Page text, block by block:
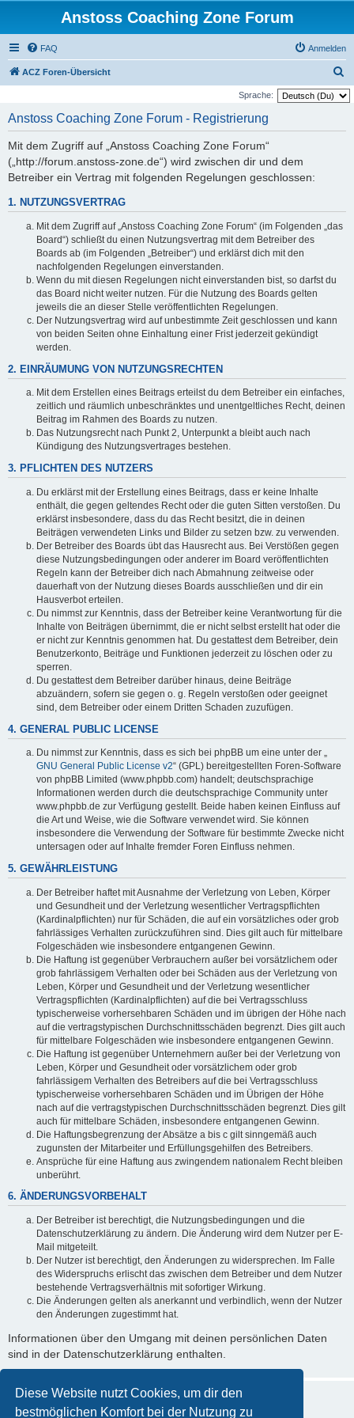
Diese Website nutzt Cookies, um dir den
bestmöglichen Komfort bei der Nutzung zu
Anstoss Coaching Zone Forum
FAQ Anmelden
ACZ Foren-Übersicht
u
Sprache:
Anstoss Coaching Zone Forum - Registrierung
Mit dem Zugriff auf „Anstoss Coaching Zone Forum“
(„http://forum.anstoss-zone.de“) wird zwischen dir und dem
Betreiber ein Vertrag mit folgenden Regelungen geschlossen:
1. NUTZUNGSVERTRAG
Mit dem Zugriff auf „Anstoss Coaching Zone Forum“ (im Folgenden „das
Board“) schließt du einen Nutzungsvertrag mit dem Betreiber des
Boards ab (im Folgenden „Betreiber“) und erklärst dich mit den
nachfolgenden Regelungen einverstanden.
Wenn du mit diesen Regelungen nicht einverstanden bist, so darfst du
das Board nicht weiter nutzen. Für die Nutzung des Boards gelten
jeweils die an dieser Stelle veröffentlichten Regelungen.
Der Nutzungsvertrag wird auf unbestimmte Zeit geschlossen und kann
von beiden Seiten ohne Einhaltung einer Frist jederzeit gekündigt
werden.
2. EINRÄUMUNG VON NUTZUNGSRECHTEN
Mit dem Erstellen eines Beitrags erteilst du dem Betreiber ein einfaches,
zeitlich und räumlich unbeschränktes und unentgeltliches Recht, deinen
Beitrag im Rahmen des Boards zu nutzen.
Das Nutzungsrecht nach Punkt 2, Unterpunkt a bleibt auch nach
Kündigung des Nutzungsvertrages bestehen.
3. PFLICHTEN DES NUTZERS
Du erklärst mit der Erstellung eines Beitrags, dass er keine Inhalte
enthält, die gegen geltendes Recht oder die guten Sitten verstoßen. Du
erklärst insbesondere, dass du das Recht besitzt, die in deinen
Beiträgen verwendeten Links und Bilder zu setzen bzw. zu verwenden.
Der Betreiber des Boards übt das Hausrecht aus. Bei Verstößen gegen
diese Nutzungsbedingungen oder anderer im Board veröffentlichten
Regeln kann der Betreiber dich nach Abmahnung zeitweise oder
dauerhaft von der Nutzung dieses Boards ausschließen und dir ein
Hausverbot erteilen.
Du nimmst zur Kenntnis, dass der Betreiber keine Verantwortung für die
Inhalte von Beiträgen übernimmt, die er nicht selbst erstellt hat oder die
er nicht zur Kenntnis genommen hat. Du gestattest dem Betreiber, dein
Benutzerkonto, Beiträge und Funktionen jederzeit zu löschen oder zu
sperren.
Du gestattest dem Betreiber darüber hinaus, deine Beiträge
abzuändern, sofern sie gegen o. g. Regeln verstoßen oder geeignet
sind, dem Betreiber oder einem Dritten Schaden zuzufügen.
4. GENERAL PUBLIC LICENSE
Du nimmst zur Kenntnis, dass es sich bei phpBB um eine unter der „
GNU General Public License v2“ (GPL) bereitgestellten Foren-Software
von phpBB Limited (www.phpbb.com) handelt; deutschsprachige
Informationen werden durch die deutschsprachige Community unter
www.phpbb.de zur Verfügung gestellt. Beide haben keinen Einfluss auf
die Art und Weise, wie die Software verwendet wird. Sie können
insbesondere die Verwendung der Software für bestimmte Zwecke nicht
untersagen oder auf Inhalte fremder Foren Einfluss nehmen.
5. GEWÄHRLEISTUNG
Der Betreiber haftet mit Ausnahme der Verletzung von Leben, Körper
und Gesundheit und der Verletzung wesentlicher Vertragspflichten
(Kardinalpflichten) nur für Schäden, die auf ein vorsätzliches oder grob
fahrlässiges Verhalten zurückzuführen sind. Dies gilt auch für mittelbare
Folgeschäden wie insbesondere entgangenen Gewinn.
Die Haftung ist gegenüber Verbrauchern außer bei vorsätzlichem oder
grob fahrlässigem Verhalten oder bei Schäden aus der Verletzung von
Leben, Körper und Gesundheit und der Verletzung wesentlicher
Vertragspflichten (Kardinalpflichten) auf die bei Vertragsschluss
typischerweise vorhersehbaren Schäden und im übrigen der Höhe nach
auf die vertragstypischen Durchschnittsschäden begrenzt. Dies gilt auch
für mittelbare Folgeschäden wie insbesondere entgangenen Gewinn.
Die Haftung ist gegenüber Unternehmern außer bei der Verletzung von
Leben, Körper und Gesundheit oder vorsätzlichem oder grob
fahrlässigem Verhalten des Betreibers auf die bei Vertragsschluss
typischerweise vorhersehbaren Schäden und im Übrigen der Höhe
nach auf die vertragstypischen Durchschnittsschäden begrenzt. Dies gilt
auch für mittelbare Schäden, insbesondere entgangenen Gewinn.
Die Haftungsbegrenzung der Absätze a bis c gilt sinngemäß auch
zugunsten der Mitarbeiter und Erfüllungsgehilfen des Betreibers.
Ansprüche für eine Haftung aus zwingendem nationalem Recht bleiben
unberührt.
6. ÄNDERUNGSVORBEHALT
Der Betreiber ist berechtigt, die Nutzungsbedingungen und die
Datenschutzerklärung zu ändern. Die Änderung wird dem Nutzer per E-
Mail mitgeteilt.
Der Nutzer ist berechtigt, den Änderungen zu widersprechen. Im Falle
des Widerspruchs erlischt das zwischen dem Betreiber und dem Nutzer
bestehende Vertragsverhältnis mit sofortiger Wirkung.
Die Änderungen gelten als anerkannt und verbindlich, wenn der Nutzer
den Änderungen zugestimmt hat.
Informationen über den Umgang mit deinen persönlichen Daten
sind in der Datenschutzerklärung enthalten.